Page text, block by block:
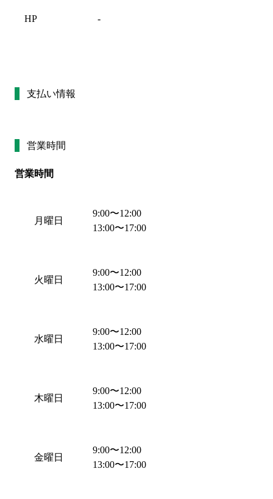
HP -
支払い情報
営業時間
営業時間
月曜日
火曜日
水曜日
木曜日
金曜日
9:00〜12:00
13:00〜17:00
9:00〜12:00
13:00〜17:00
9:00〜12:00
13:00〜17:00
9:00〜12:00
13:00〜17:00
9:00〜12:00
13:00〜17:00